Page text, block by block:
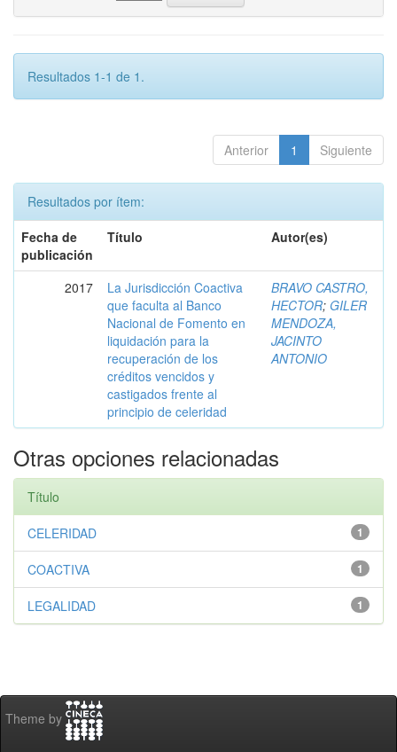
Resultados 1-1 de 1.
Anterior 1 Siguiente
Resultados por ítem:
Fecha de
publicación
Título Autor(es)
2017
La Jurisdicción Coactiva
que faculta al Banco
Nacional de Fomento en
liquidación para la
recuperación de los
créditos vencidos y
castigados frente al
principio de celeridad
BRAVO CASTRO,
HECTOR; GILER
MENDOZA,
JACINTO
ANTONIO
Otras opciones relacionadas
Título
1
CELERIDAD
1
COACTIVA
1
LEGALIDAD
Theme by